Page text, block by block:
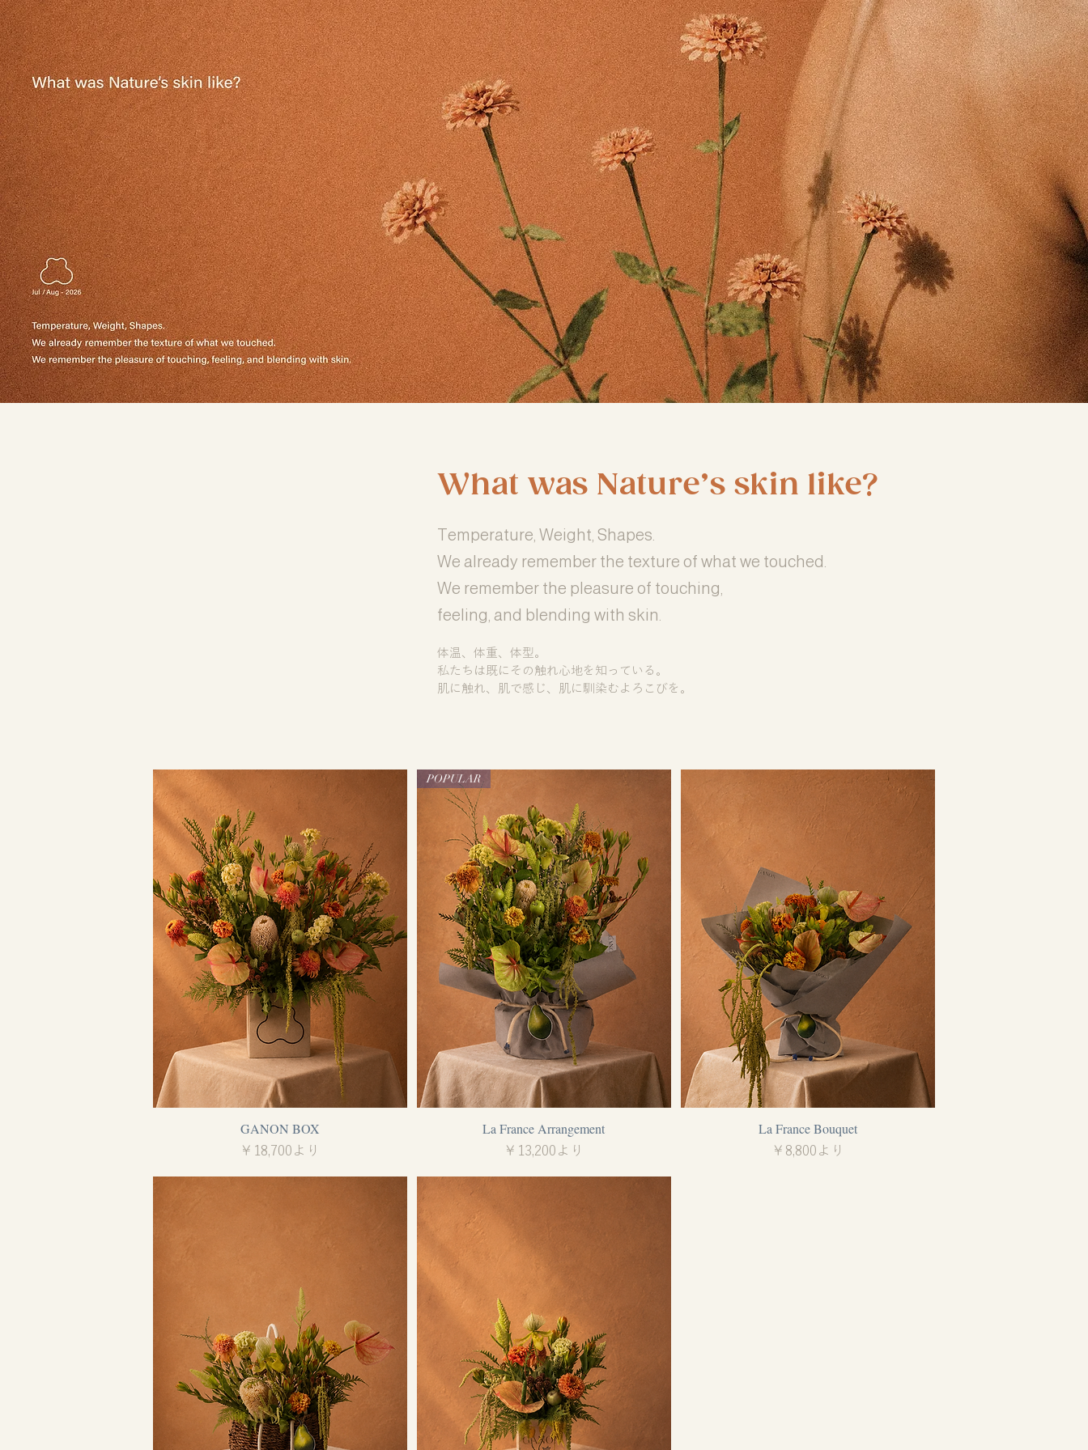
What was Nature’s skin like?
Temperature, Weight, Shapes.
We already remember the texture of what we touched.
We remember the pleasure of touching,
feeling, and blending with skin.
体温、体重、体型。
私たちは既にその触れ心地を知っている。
肌に触れ、肌で感じ、肌に馴染むよろこびを。
クイックビュー
GANON BOX
￥18,700 より
セール価格
クイックビュー
POPULAR
La France Arrangement
￥13,200 より
セール価格
クイックビュー
La France Bouquet
￥8,800 より
セール価格